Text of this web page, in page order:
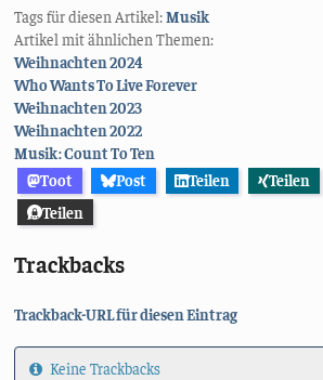
Tags für diesen Artikel:Musik
Artikel mit ähnlichen Themen:
Weihnachten 2024
Who Wants To Live Forever
Weihnachten 2023
Weihnachten 2022
Musik: Count To Ten
Toot
Post Teilen Teilen
Teilen
Trackbacks
Trackback-URL für diesen Eintrag
Keine Trackbacks